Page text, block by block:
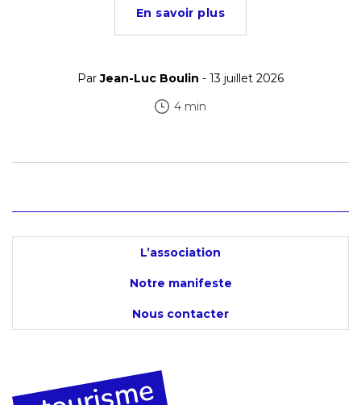
En savoir plus
ParJean-Luc Boulin - 13 juillet 2026
4 min
L’association
Notre manifeste
Nous contacter